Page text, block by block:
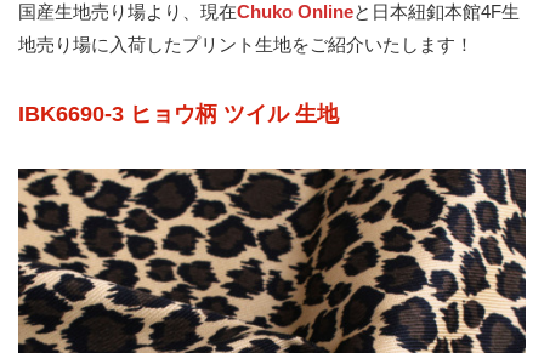
国産生地売り場より、現在Chuko Onlineと日本紐釦本館4F生
地売り場に入荷したプリント生地をご紹介いたします！
IBK6690-3 ヒョウ柄 ツイル 生地